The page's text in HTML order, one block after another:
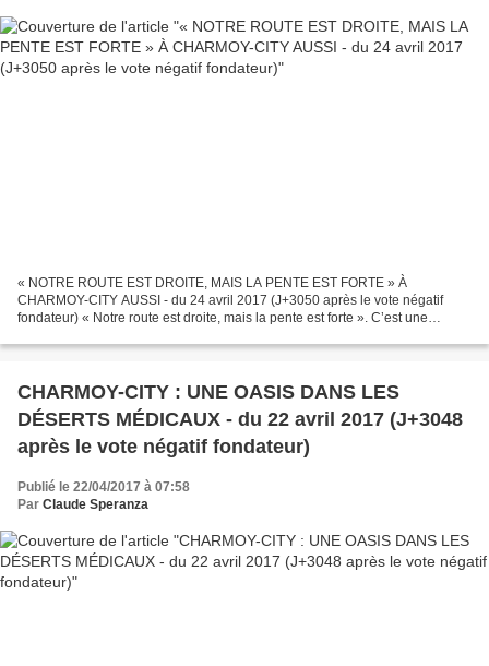
« NOTRE ROUTE EST DROITE, MAIS LA PENTE EST FORTE » À
CHARMOY-CITY AUSSI - du 24 avril 2017 (J+3050 après le vote négatif
fondateur) « Notre route est droite, mais la pente est forte ». C’est une
CHARMOY-CITY : UNE OASIS DANS LES
DÉSERTS MÉDICAUX - du 22 avril 2017 (J+3048
après le vote négatif fondateur)
Publié le 22/04/2017 à 07:58
Par Claude Speranza